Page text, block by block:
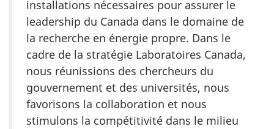
installations nécessaires pour assurer le
leadership du Canada dans le domaine de
la recherche en énergie propre. Dans le
cadre de la stratégie Laboratoires Canada,
nous réunissions des chercheurs du
gouvernement et des universités, nous
favorisons la collaboration et nous
stimulons la compétitivité dans le milieu